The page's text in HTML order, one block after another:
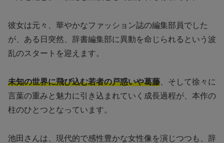
彼女は元々、華やかなファッション誌の編集部員でした
が、ある日突然、辞書編集部に異動を命じられるという波
乱のスタートを迎えます。
未知の世界に飛び込む若者の戸惑いや葛藤 、そして徐々に
言葉の重みと魅力に引き込まれていく成長過程が、本作の
柱のひとつとなっています。
池田さんは、現代的で感性豊かな女性像を演じつつも、辞